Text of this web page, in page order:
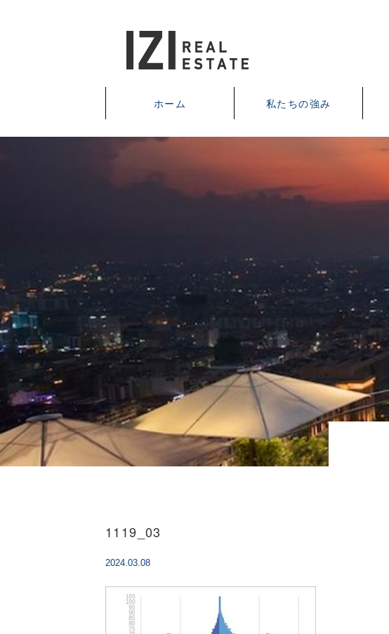
ホーム 私たちの強み
1119_03
2024.03.08